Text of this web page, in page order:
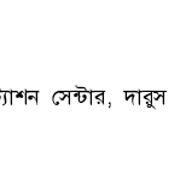
সেন্টার, দারুস